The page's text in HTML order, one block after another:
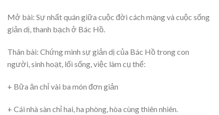
Mở bài: Sự nhất quán giữa cuộc đời cách mạng và cuộc sống
giản dị, thanh bạch ở Bác Hồ.
Thân bài: Chứng minh sự giản dị của Bác Hồ trong con
người, sinh hoạt, lốì sống, việc làm cụ thể:
+ Bữa ăn chỉ vài ba món đơn giản
+ Cái nhà sàn chỉ hai, ha phòng, hòa cùng thiên nhiên.